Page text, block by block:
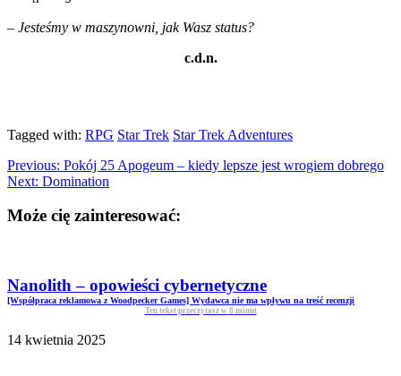
– Jesteśmy w maszynowni, jak Wasz status?
c.d.n.
Tagged with: RPG Star Trek Star Trek Adventures
Previous: Pokój 25 Apogeum – kiedy lepsze jest wrogiem dobrego
Next: Domination
Może cię zainteresować:
Nanolith – opowieści cybernetyczne
[Współpraca reklamowa z Woodpecker Games] Wydawca nie ma wpływu na treść recenzji
Ten tekst przeczytasz w 8 minut
14 kwietnia 2025